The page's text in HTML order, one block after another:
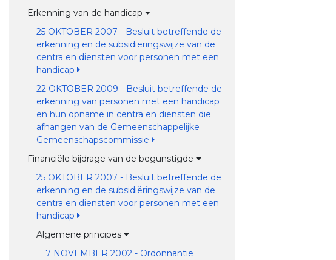
Erkenning van de handicap
25 OKTOBER 2007 - Besluit betreffende de
erkenning en de subsidiëringswijze van de
centra en diensten voor personen met een
handicap
22 OKTOBER 2009 - Besluit betreffende de
erkenning van personen met een handicap
en hun opname in centra en diensten die
afhangen van de Gemeenschappelijke
Gemeenschapscommissie
Financiële bijdrage van de begunstigde
25 OKTOBER 2007 - Besluit betreffende de
erkenning en de subsidiëringswijze van de
centra en diensten voor personen met een
handicap
Algemene principes
7 NOVEMBER 2002 - Ordonnantie